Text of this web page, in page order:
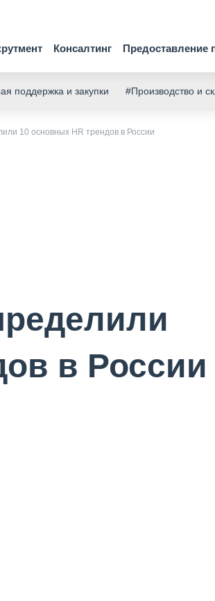
Консалтинг Предоставление
поддержка и закупки #Производство и
10 основных HR трендов в России
в России